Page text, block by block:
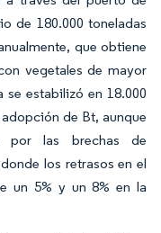
de 180.000 toneladas
que obtiene
vegetales de mayor
se estabilizó en 18.000
de Bt, aunque
por las brechas de
los retrasos en el
un 5% y un 8% en la